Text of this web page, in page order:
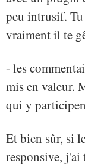
peu intrusif.
vraiment il te
- les
mis en valeur.
qui y
Et bien sûr, si
responsive, j'ai